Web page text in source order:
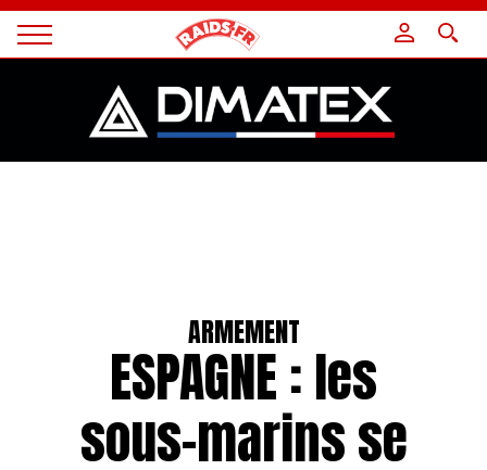
Magazine
ARMEMENT
ESPAGNE : les
sous-marins se
Panneau de gestion des cookies